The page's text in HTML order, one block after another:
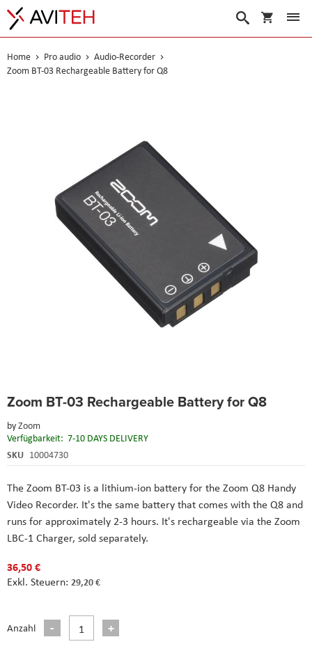
Suche
Home Pro audio
Audio-Recorder
Zoom BT-03 Rechargeable Battery for Q8
Zoom BT-03 Rechargeable Battery for Q8
byZoom
Verfügbarkeit: 7-10 DAYS DELIVERY
SKU 10004730
TheZoom BT-03 is a lithium-ion battery for the Zoom Q8 Handy
Video Recorder. It's the same battery that comes with the Q8 and
runs for approximately 2-3 hours. It's rechargeable via the Zoom
LBC-1 Charger, sold separately.
36,50 €
29,20 €
Anzahl
to
beginning
of
the